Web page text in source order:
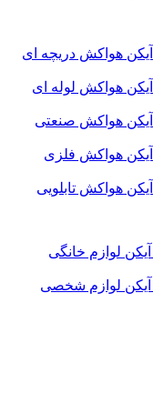
هواکش دریچه ای
هواکش لوله ای
هواکش صنعتی
هواکش فلزی
هواکش تابلویی
لوازم خانگی
لوازم شخصی